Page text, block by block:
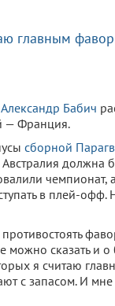
главным
Александр Бабич
— Франция.
сборной
должна
в плей-офф.
можно сказать и
я считаю
с запасом. И